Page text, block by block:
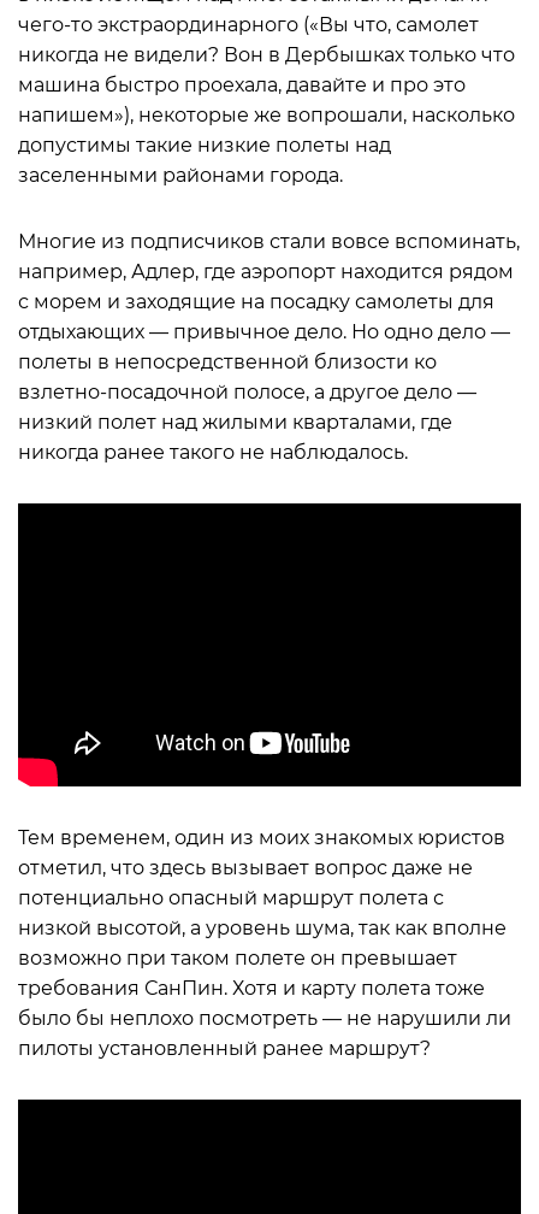
чего-то экстраординарного («Вы что, самолет
никогда не видели? Вон в Дербышках только что
машина быстро проехала, давайте и про это
напишем»), некоторые же вопрошали, насколько
допустимы такие низкие полеты над
заселенными районами города.
Многие из подписчиков стали вовсе вспоминать,
например, Адлер, где аэропорт находится рядом
с морем и заходящие на посадку самолеты для
отдыхающих — привычное дело. Но одно дело —
полеты в непосредственной близости ко
взлетно-посадочной полосе, а другое дело —
низкий полет над жилыми кварталами, где
никогда ранее такого не наблюдалось.
Тем временем, один из моих знакомых юристов
отметил, что здесь вызывает вопрос даже не
потенциально опасный маршрут полета с
низкой высотой, а уровень шума, так как вполне
возможно при таком полете он превышает
требования СанПин. Хотя и карту полета тоже
было бы неплохо посмотреть — не нарушили ли
пилоты установленный ранее маршрут?